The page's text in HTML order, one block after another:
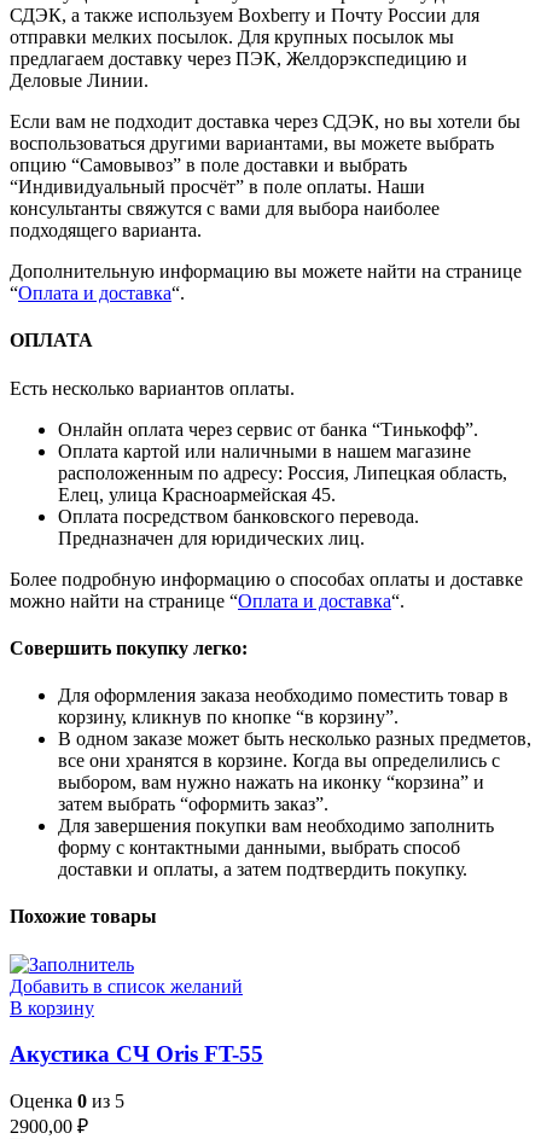
СДЭК, а также используем Boxberry и Почту России для
отправки мелких посылок. Для крупных посылок мы
предлагаем доставку через ПЭК, Желдорэкспедицию и
Деловые Линии.
Если вам не подходит доставка через СДЭК, но вы хотели бы
воспользоваться другими вариантами, вы можете выбрать
опцию “Самовывоз” в поле доставки и выбрать
“Индивидуальный просчёт” в поле оплаты. Наши
консультанты свяжутся с вами для выбора наиболее
подходящего варианта.
Дополнительную информацию вы можете найти на странице
“Оплата и доставка“.
ОПЛАТА
Есть несколько вариантов оплаты.
Онлайн оплата через сервис от банка “Тинькофф”.
Оплата картой или наличными в нашем магазине
расположенным по адресу: Россия, Липецкая область,
Елец, улица Красноармейская 45.
Оплата посредством банковского перевода.
Предназначен для юридических лиц.
Более подробную информацию о способах оплаты и доставке
можно найти на странице “Оплата и доставка“.
Совершить покупку легко:
Для оформления заказа необходимо поместить товар в
корзину, кликнув по кнопке “в корзину”.
В одном заказе может быть несколько разных предметов,
все они хранятся в корзине. Когда вы определились с
выбором, вам нужно нажать на иконку “корзина” и
затем выбрать “оформить заказ”.
Для завершения покупки вам необходимо заполнить
форму с контактными данными, выбрать способ
доставки и оплаты, а затем подтвердить покупку.
Похожие товары
Добавить в список желаний
В корзину
Акустика СЧ Oris FT-55
Оценка 0 из 5
2900,00 ₽